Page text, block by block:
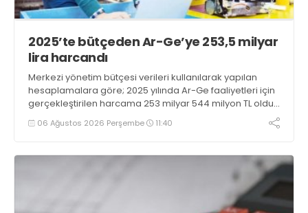
2025’te bütçeden Ar-Ge’ye 253,5 milyar
lira harcandı
Merkezi yönetim bütçesi verileri kullanılarak yapılan
hesaplamalara göre; 2025 yılında Ar-Ge faaliyetleri için
gerçekleştirilen harcama 253 milyar 544 milyon TL oldu.
Ar-Ge harcamalarının merkezi yönetim bütçesi
içerisindeki oranı yüzde 1,58 oldu
06 Ağustos 2026 Perşembe 11:40